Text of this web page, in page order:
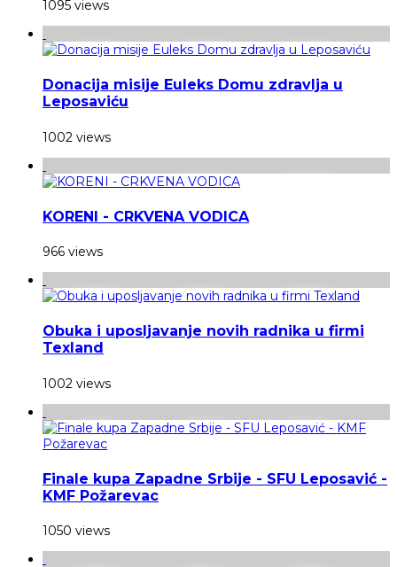
1095 views
Donacija misije Euleks Domu zdravlja u
Leposaviću
1002 views
KORENI - CRKVENA VODICA
966 views
Obuka i uposljavanje novih radnika u firmi
Texland
1002 views
Finale kupa Zapadne Srbije - SFU Leposavić -
KMF Požarevac
1050 views